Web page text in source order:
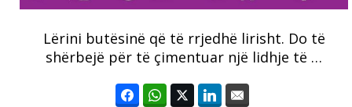
Lërini butësinë që të rrjedhë lirisht. Do të
shërbejë për të çimentuar një lidhje të …